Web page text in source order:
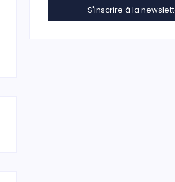
S'inscrire à la